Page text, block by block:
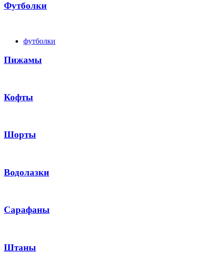
Футболки
футболки
Пижамы
Кофты
Шорты
Водолазки
Сарафаны
Штаны